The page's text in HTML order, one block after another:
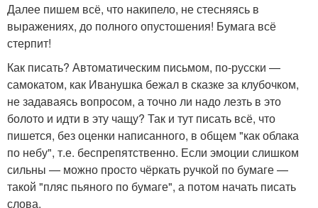
Далее пишем всё, что накипело, не стесняясь в
выражениях, до полного опустошения! Бумага всё
стерпит!
Как писать? Автоматическим письмом, по-русски —
самокатом, как Иванушка бежал в сказке за клубочком,
не задаваясь вопросом, а точно ли надо лезть в это
болото и идти в эту чащу? Так и тут писать всё, что
пишется, без оценки написанного, в общем "как облака
по небу", т.е. беспрепятственно. Если эмоции слишком
сильны — можно просто чёркать ручкой по бумаге —
такой "пляс пьяного по бумаге", а потом начать писать
слова.